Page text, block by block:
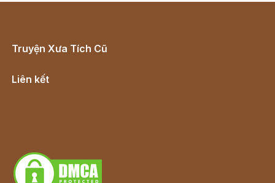
Truyện Xưa Tích Cũ
Liên kết